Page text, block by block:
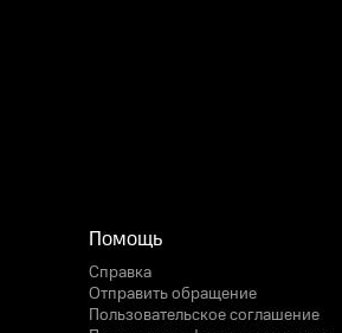
Помощь
Справка
Отправить обращение
Пользовательское соглашение